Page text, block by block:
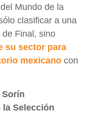
Mundo de la
clasificar a una
Final, sino
su sector para
mexicano con
Sorín
Selección